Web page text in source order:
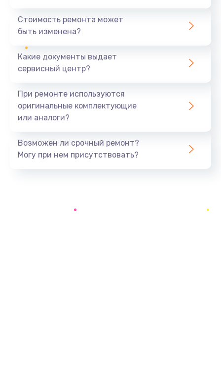
1440 руб.
Ремонт южного моста
Замена батарейки BIOS
Заказать
Стоимость ремонта может
быть изменена?
Какие документы выдает
сервисный центр?
При ремонте используются
оригинальные комплектующие
или аналоги?
Возможен ли срочный ремонт?
Могу при нем присутствовать?